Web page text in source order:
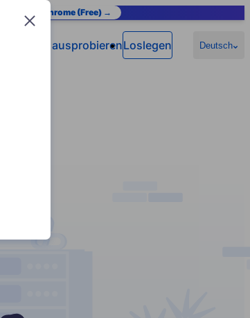
Add to Chrome (Free) →
Jetzt ausprobierenLoslegen Deutsch
Close